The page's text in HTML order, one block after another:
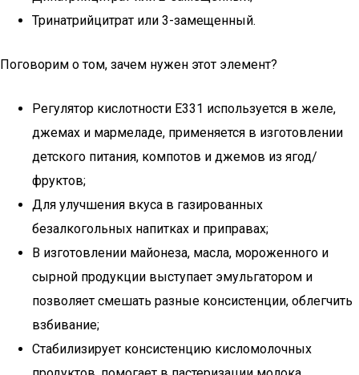
Тринатрийцитрат или 3-замещенный.
Поговорим о том, зачем нужен этот элемент?
Регулятор кислотности Е331 используется в желе,
джемах и мармеладе, применяется в изготовлении
детского питания, компотов и джемов из ягод/
фруктов;
Для улучшения вкуса в газированных
безалкогольных напитках и приправах;
В изготовлении майонеза, масла, мороженного и
сырной продукции выступает эмульгатором и
позволяет смешать разные консистенции, облегчить
взбивание;
Стабилизирует консистенцию кисломолочных